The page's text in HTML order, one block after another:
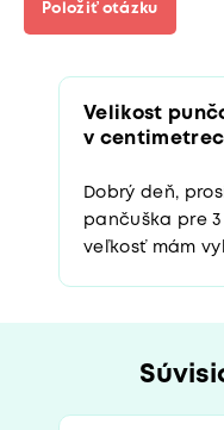
Položiť otázku
Velikost
v
Dobrý deň,
pančuška pre
veľkosť mám